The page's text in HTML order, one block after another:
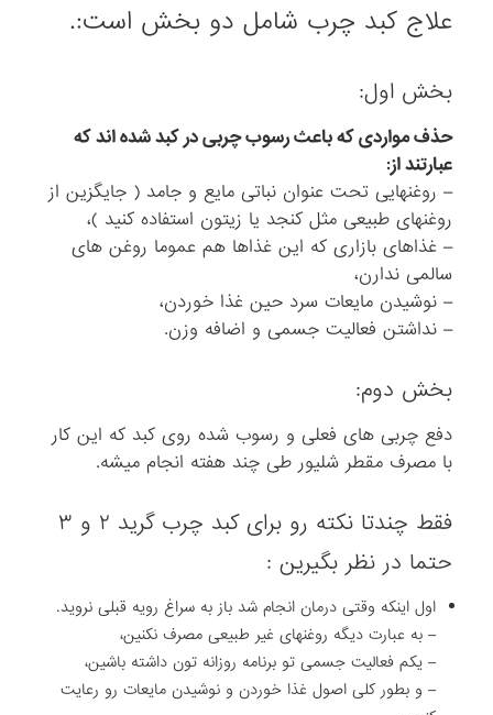
علاج کبد چرب شامل دو بخش است:.
بخش اول:
حذف مواردی که باعث رسوب چربی در کبد شده اند که
عبارتند از:
– روغنهایی تحت عنوان نباتی مایع و جامد ( جایگزین از
روغنهای طبیعی مثل کنجد یا زیتون استفاده کنید )،
– غذاهای بازاری که این غذاها هم عموما روغن های
سالمی ندارن،
– نوشیدن مایعات سرد حین غذا خوردن،
– نداشتن فعالیت جسمی و اضافه وزن.
بخش دوم:
دفع چربی های فعلی و رسوب شده روی کبد که این کار
با مصرف مقطر شلیور طی چند هفته انجام میشه.
فقط چندتا نکته رو برای کبد چرب گرید ۲ و ۳
حتما در نظر بگیرین :
اول اینکه وقتی درمان انجام شد باز به سراغ رویه قبلی نروید.
– به عبارت دیگه روغنهای غیر طبیعی مصرف نکنین،
– یکم فعالیت جسمی تو برنامه روزانه تون داشته باشین،
– و بطور کلی اصول غذا خوردن و نوشیدن مایعات رو رعایت